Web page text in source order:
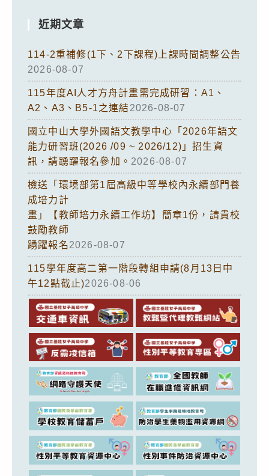
近期文章
114-2重補修(1下、2下課程)上課時間調整公告
2026-08-07
115年度AI人才方舟計畫需完成研習：A1、
A2、A3、B5-1之連結2026-08-07
國立中山大學外國語文教學中心「2026年語文
能力研習班(2026 /09 ~ 2026/12)」招生資
訊，請踴躍報名參加。 2026-08-07
檢送「環境部第1屆高級中等學校內永續部門養
成培力計
畫」【教師培力永續工作坊】簡章1份，請貴校
鼓勵教師
踴躍報名2026-08-07
115學年度高二第一階段轉組申請(8月13日中
午12點截止)2026-08-06